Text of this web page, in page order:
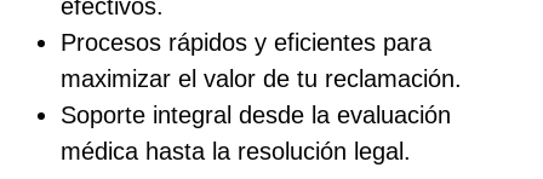
efectivos.
Procesos rápidos y eficientes para
maximizar el valor de tu reclamación.
Soporte integral desde la evaluación
médica hasta la resolución legal.